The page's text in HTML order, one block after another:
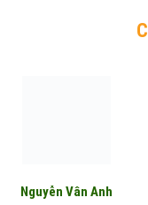
Nguyễn Vân Anh